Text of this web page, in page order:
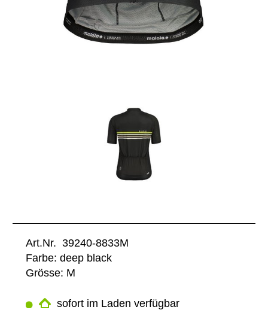
Art.Nr. 39240-8833M
Farbe: deep black
Grösse: M
sofort im Laden verfügbar